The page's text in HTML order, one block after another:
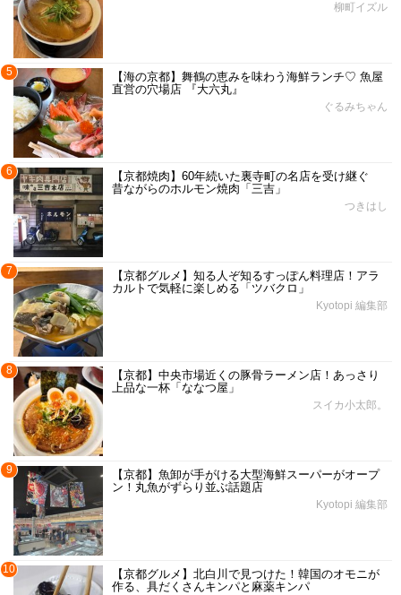
柳町イズル
5
【海の京都】舞鶴の恵みを味わう海鮮ランチ♡ 魚屋
直営の穴場店 『大六丸』
ぐるみちゃん
6
【京都焼肉】60年続いた裏寺町の名店を受け継ぐ
昔ながらのホルモン焼肉「三吉」
つきはし
7
【京都グルメ】知る人ぞ知るすっぽん料理店！アラ
カルトで気軽に楽しめる「ツバクロ」
Kyotopi 編集部
8
【京都】中央市場近くの豚骨ラーメン店！あっさり
上品な一杯「ななつ屋」
スイカ小太郎。
9
【京都】魚卸が手がける大型海鮮スーパーがオープ
ン！丸魚がずらり並ぶ話題店
Kyotopi 編集部
10
【京都グルメ】北白川で見つけた！韓国のオモニが
作る、具だくさんキンパと麻薬キンパ